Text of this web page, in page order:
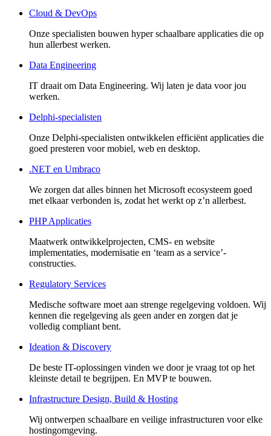
Cloud & DevOps
Onze specialisten bouwen hyper schaalbare applicaties die op
hun allerbest werken.
Data Engineering
IT draait om Data Engineering. Wij laten je data voor jou
werken.
Delphi-specialisten
Onze Delphi-specialisten ontwikkelen efficiënt applicaties die
goed presteren voor mobiel, web en desktop.
.NET en Umbraco
We zorgen dat alles binnen het Microsoft ecosysteem goed
met elkaar verbonden is, zodat het werkt op z’n allerbest.
PHP Applicaties
Maatwerk ontwikkelprojecten, CMS- en website
implementaties, modernisatie en ‘team as a service’-
constructies.
Regulatory Services
Medische software moet aan strenge regelgeving voldoen. Wij
kennen die regelgeving als geen ander en zorgen dat je
volledig compliant bent.
Ideation & Discovery
De beste IT-oplossingen vinden we door je vraag tot op het
kleinste detail te begrijpen. En MVP te bouwen.
Infrastructure Design, Build & Hosting
Wij ontwerpen schaalbare en veilige infrastructuren voor elke
hostingomgeving.